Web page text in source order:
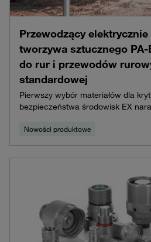
Przewodzący elektrycznie
tworzywa sztucznego
do rur i przewodów
standardowej
Pierwszy wybór materiałów dla
bezpieczeństwa środowisk EX
Nowości produktowe